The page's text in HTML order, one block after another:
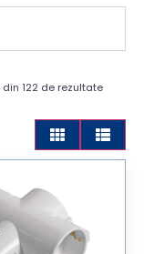
din 122 de rezultate